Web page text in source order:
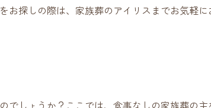
探しの際は、家族葬のアイリスまでお気軽
しょうか？ここでは、食事なしの家族葬の主